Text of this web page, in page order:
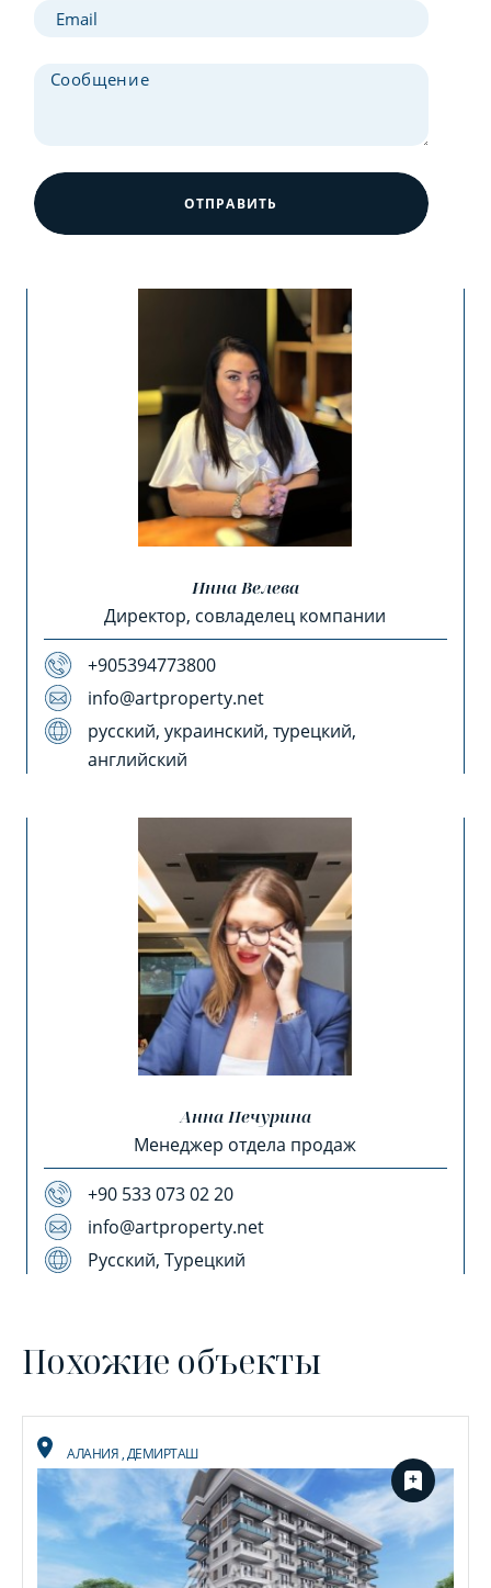
ОТПРАВИТЬ
Инна Велева
Директор, совладелец компании
+905394773800
info@artproperty.net
русский, украинский, турецкий,
английский
Анна Печурина
Менеджер отдела продаж
+90 533 073 02 20
info@artproperty.net
Русский, Турецкий
Похожие объекты
АЛАНИЯ,ДЕМИРТАШ